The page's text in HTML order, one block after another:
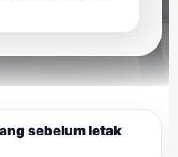
sebelum letak